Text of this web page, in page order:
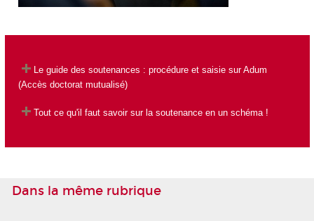
Le guide des soutenances : procédure et saisie sur Adum
(Accès doctorat mutualisé)
Tout ce qu'il faut savoir sur la soutenance en un schéma !
Dans la même rubrique